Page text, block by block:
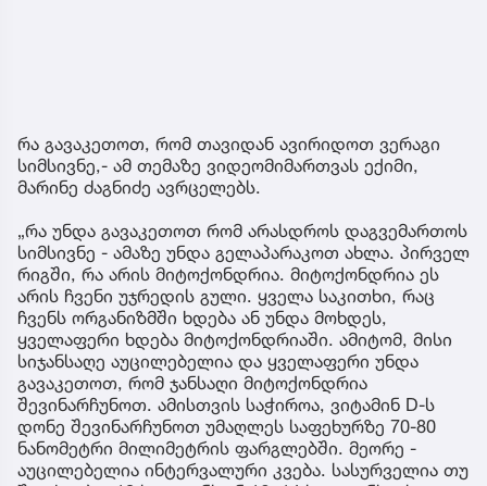
რა გავაკეთოთ, რომ თავიდან ავირიდოთ ვერაგი
სიმსივნე,- ამ თემაზე ვიდეომიმართვას ექიმი,
მარინე ძაგნიძე ავრცელებს.
„რა უნდა გავაკეთოთ რომ არასდროს დაგვემართოს
სიმსივნე - ამაზე უნდა გელაპარაკოთ ახლა. პირველ
რიგში, რა არის მიტოქონდრია. მიტოქონდრია ეს
არის ჩვენი უჯრედის გული. ყველა საკითხი, რაც
ჩვენს ორგანიზმში ხდება ან უნდა მოხდეს,
ყველაფერი ხდება მიტოქონდრიაში. ამიტომ, მისი
სიჯანსაღე აუცილებელია და ყველაფერი უნდა
გავაკეთოთ, რომ ჯანსაღი მიტოქონდრია
შევინარჩუნოთ. ამისთვის საჭიროა, ვიტამინ D-ს
დონე შევინარჩუნოთ უმაღლეს საფეხურზე 70-80
ნანომეტრი მილიმეტრის ფარგლებში. მეორე -
აუცილებელია ინტერვალური კვება. სასურველია თუ